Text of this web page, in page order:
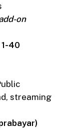
on
1-40
streaming